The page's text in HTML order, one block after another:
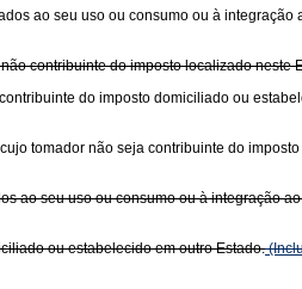
ao seu uso ou consumo ou à
contribuinte do imposto localizado neste
do imposto domiciliado ou
tomador não seja contribuinte do
ao seu uso ou consumo ou à integração
ou estabelecido em outro Estado.